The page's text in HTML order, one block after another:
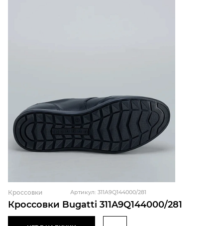
Кроссовки Bugatti 311A9Q144000/281
Кроссовки Артикул: 311A9Q144000/281